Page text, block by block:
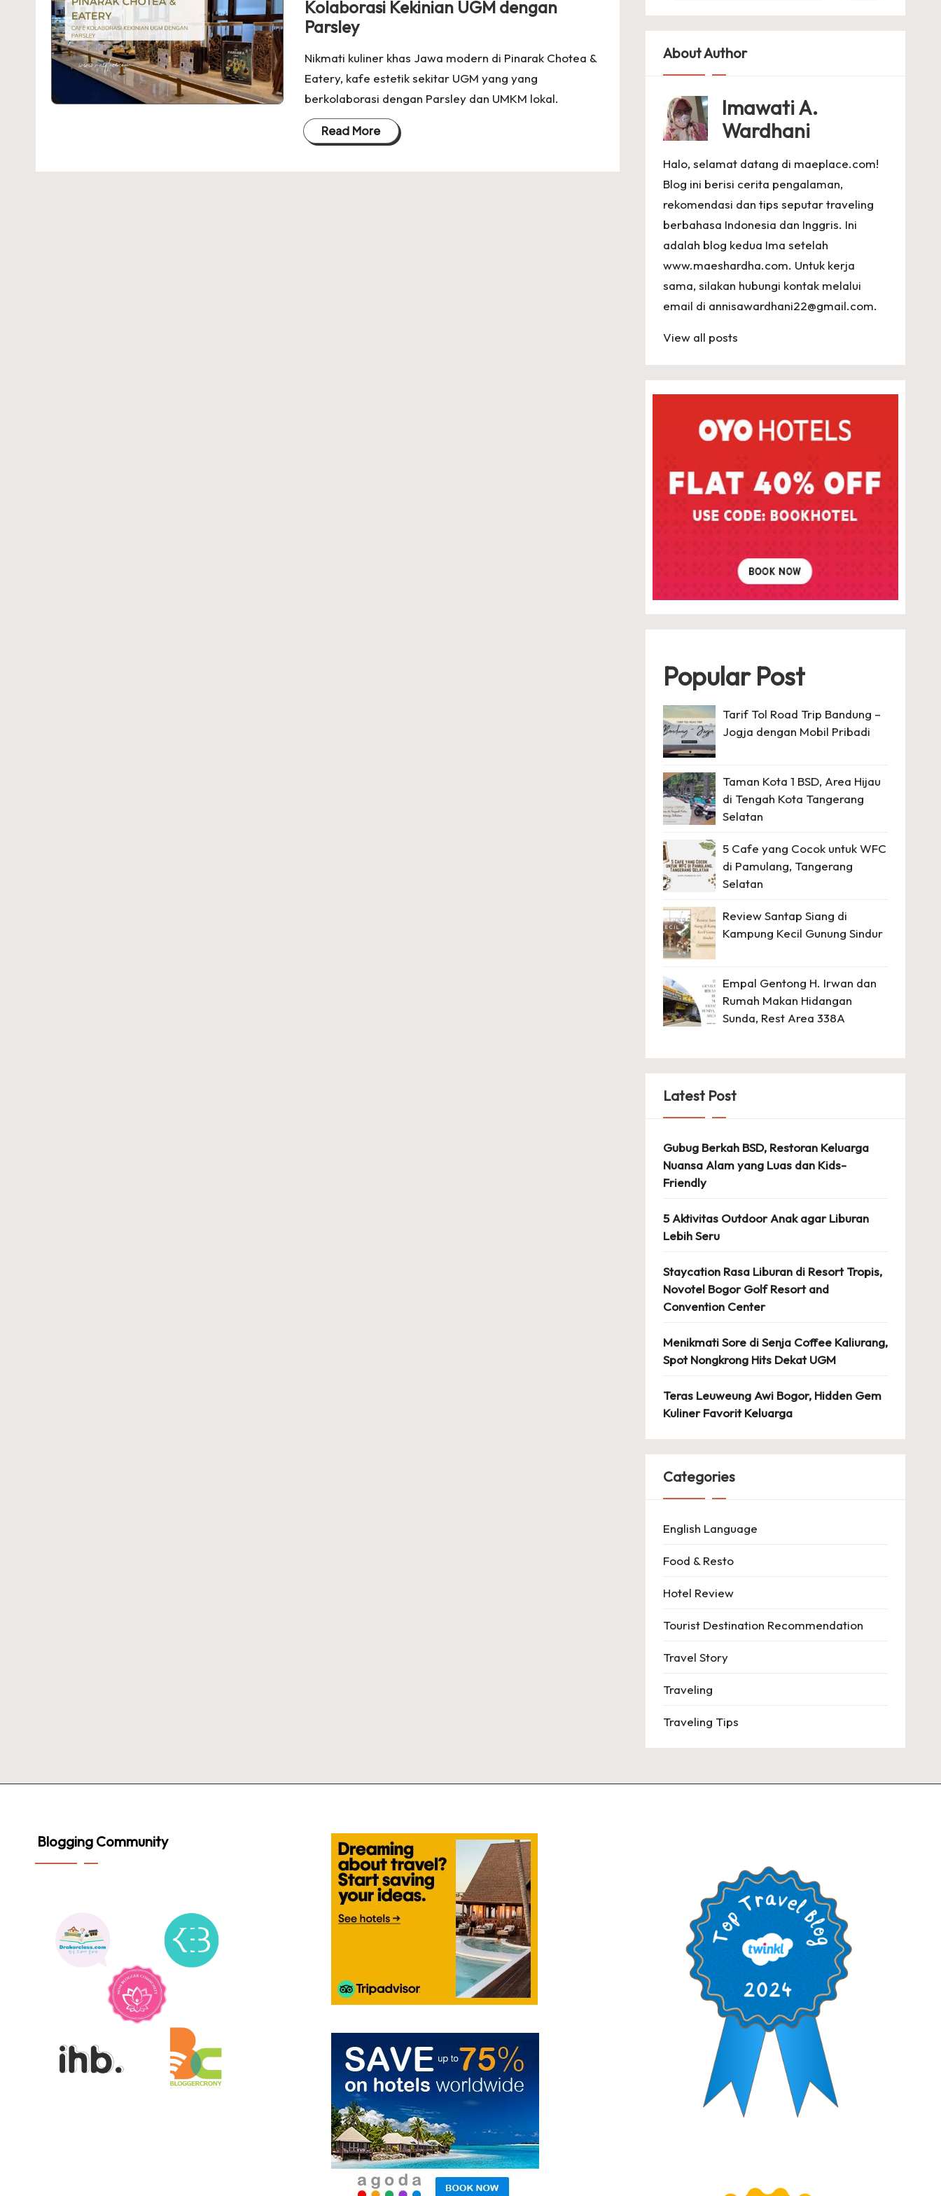
Kolaborasi Kekinian UGM dengan
Parsley
Nikmati kuliner khas Jawa modern di Pinarak Chotea &
Eatery, kafe estetik sekitar UGM yang yang
berkolaborasi dengan Parsley dan UMKM lokal.
Read More
About Author
Imawati A.
Wardhani
Halo, selamat datang di maeplace.com!
Blog ini berisi cerita pengalaman,
rekomendasi dan tips seputar traveling
berbahasa Indonesia dan Inggris. Ini
adalah blog kedua Ima setelah
www.maeshardha.com. Untuk kerja
sama, silakan hubungi kontak melalui
email di annisawardhani22@gmail.com.
View all posts
Popular Post
Tarif Tol Road Trip Bandung –
Jogja dengan Mobil Pribadi
Taman Kota 1 BSD, Area Hijau
di Tengah Kota Tangerang
Selatan
5 Cafe yang Cocok untuk WFC
di Pamulang, Tangerang
Selatan
Review Santap Siang di
Kampung Kecil Gunung Sindur
Empal Gentong H. Irwan dan
Rumah Makan Hidangan
Sunda, Rest Area 338A
Latest Post
Gubug Berkah BSD, Restoran Keluarga
Nuansa Alam yang Luas dan Kids-
Friendly
5 Aktivitas Outdoor Anak agar Liburan
Lebih Seru
Staycation Rasa Liburan di Resort Tropis,
Novotel Bogor Golf Resort and
Convention Center
Menikmati Sore di Senja Coffee Kaliurang,
Spot Nongkrong Hits Dekat UGM
Teras Leuweung Awi Bogor, Hidden Gem
Kuliner Favorit Keluarga
Categories
English Language
Food & Resto
Hotel Review
Tourist Destination Recommendation
Travel Story
Traveling
Traveling Tips
Blogging Community